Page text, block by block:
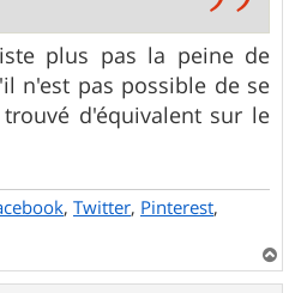
plus pas la peine de
n'est pas possible de se
d'équivalent sur le
, Twitter, Pinterest,
a